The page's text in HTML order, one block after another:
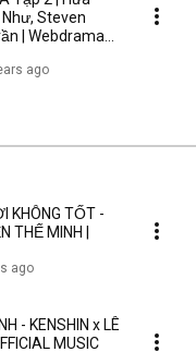
Steven
| Webdrama
ago
KHÔNG TỐT -
THẾ MINH |
ago
- KENSHIN x LÊ
MUSIC